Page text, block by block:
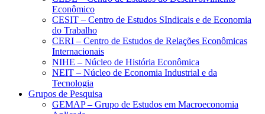
Econômico
CESIT – Centro de Estudos SIndicais e de Economia
do Trabalho
CERI – Centro de Estudos de Relações Econômicas
Internacionais
NIHE – Núcleo de História Econômica
NEIT – Núcleo de Economia Industrial e da
Tecnologia
Grupos de Pesquisa
GEMAP – Grupo de Estudos em Macroeconomia